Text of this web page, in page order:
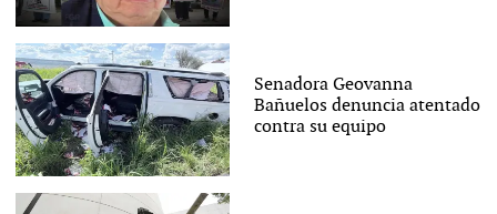
Senadora Geovanna
Bañuelos denuncia atentado
contra su equipo